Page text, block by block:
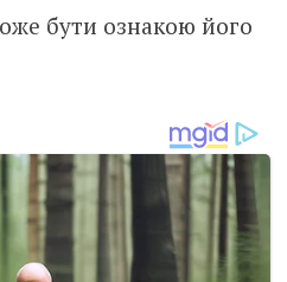
бути ознакою його